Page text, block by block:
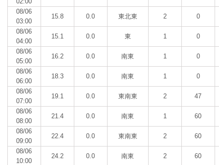
08/06
03:00
15.8 0.0 東北東 2 0
08/06
04:00
15.1 0.0 東 1 0
08/06
05:00
16.2 0.0 南東 1 0
08/06
06:00
18.3 0.0 南東 1 0
08/06
07:00
19.1 0.0 東南東 2 47
08/06
08:00
21.4 0.0 南東 1 60
08/06
09:00
22.4 0.0 東南東 2 60
08/06
10:00
24.2 0.0 南東 2 60